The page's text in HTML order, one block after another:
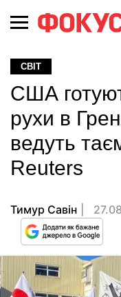
СВІТ
США
рухи в
ведуть
Reuters
Тимур Савін